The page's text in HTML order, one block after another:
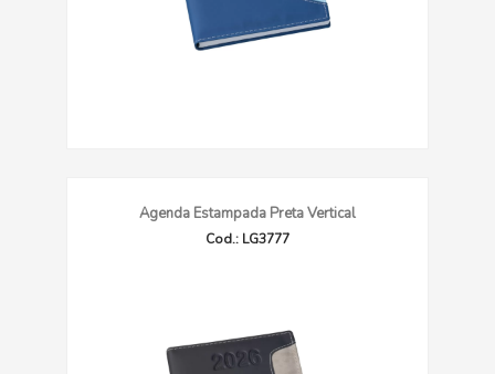
Agenda Estampada Preta Vertical
Cod.: LG3777